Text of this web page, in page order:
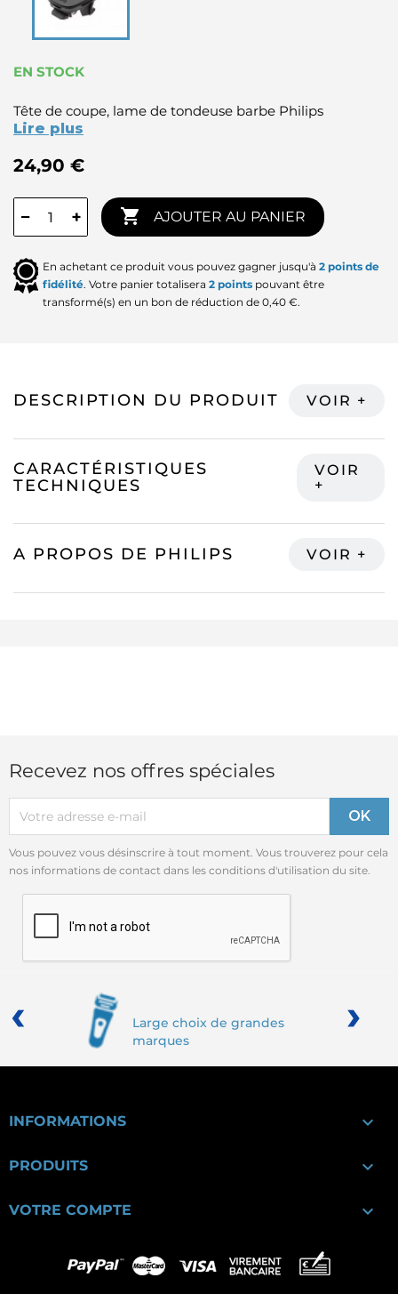
EN STOCK
Tête de coupe, lame de tondeuse barbe Philips
Lire plus
24,90 €
− +  AJOUTER AU PANIER
En achetant ce produit vous pouvez gagner jusqu'à 2 points de
fidélité. Votre panier totalisera 2 points pouvant être
transformé(s) en un bon de réduction de 0,40 €.
DESCRIPTION DU PRODUIT
CARACTÉRISTIQUES
TECHNIQUES
A PROPOS DE PHILIPS
Recevez nos offres spéciales
Vous pouvez vous désinscrire à tout moment. Vous trouverez pour cela
nos informations de contact dans les conditions d'utilisation du site.
Large choix de grandes
marques
‹ ›
INFORMATIONS 
PRODUITS 
VOTRE COMPTE 